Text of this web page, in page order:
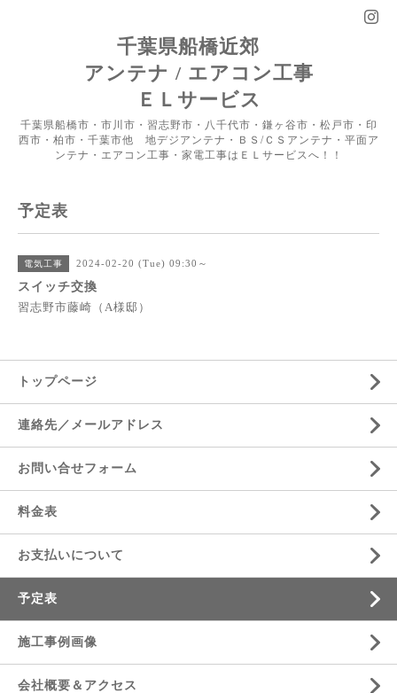
千葉県船橋近郊
アンテナ / エアコン工事
ＥＬサービス
千葉県船橋市・市川市・習志野市・八千代市・鎌ヶ谷市・松戸市・印
西市・柏市・千葉市他 地デジアンテナ・ＢＳ/ＣＳアンテナ・平面ア
ンテナ・エアコン工事・家電工事はＥＬサービスへ！！
予定表
電気工事 2024-02-20 (Tue) 09:30～
スイッチ交換
習志野市藤崎（A様邸）
トップページ
連絡先／メールアドレス
お問い合せフォーム
料金表
お支払いについて
予定表
施工事例画像
会社概要＆アクセス